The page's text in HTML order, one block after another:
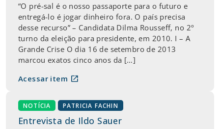
“O pré-sal é o nosso passaporte para o futuro e
entregá-lo é jogar dinheiro fora. O país precisa
desse recurso” – Candidata Dilma Rousseff, no 2º
turno da eleição para presidente, em 2010. I – A
Grande Crise O dia 16 de setembro de 2013
marcou exatos cinco anos da […]
Acessar item open_in_new
NOTÍCIA PATRICIA FACHIN
Entrevista de Ildo Sauer